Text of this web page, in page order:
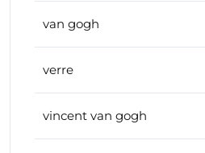
van gogh
verre
vincent van gogh